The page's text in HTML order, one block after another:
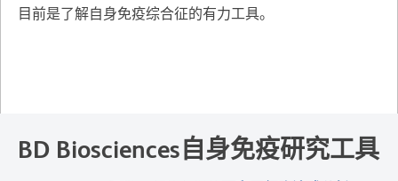
目前是了解自身免疫综合征的有力工具。
BD Biosciences自身免疫研究工具